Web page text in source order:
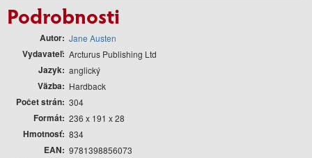
Podrobnosti
Autor Jane Austen
Vydavateľ Arcturus Publishing Ltd
Jazyk anglický
Väzba Hardback
Počet strán 304
Formát 236 x 191 x 28
Hmotnosť 834
EAN 9781398856073